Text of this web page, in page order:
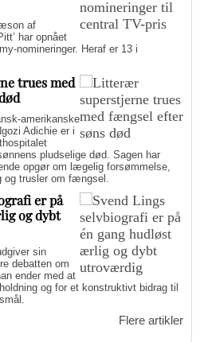
af
har opnået
nomineringer. Heraf er 13 i
trues med
amerikanske
Adichie er i
pludselige død. Sagen har
opgør om lægelig forsømmelse,
og trusler om fængsel.
er på
og dybt
sin
debatten om
ender med at
og for et konstruktivt bidrag til
Flere artikler